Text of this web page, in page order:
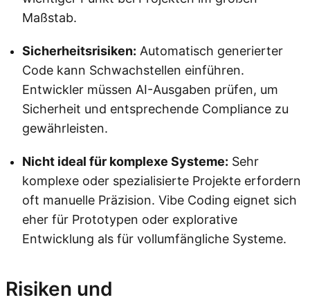
Maßstab.
Sicherheitsrisiken: Automatisch generierter
Code kann Schwachstellen einführen.
Entwickler müssen AI-Ausgaben prüfen, um
Sicherheit und entsprechende Compliance zu
gewährleisten.
Nicht ideal für komplexe Systeme: Sehr
komplexe oder spezialisierte Projekte erfordern
oft manuelle Präzision. Vibe Coding eignet sich
eher für Prototypen oder explorative
Entwicklung als für vollumfängliche Systeme.
Risiken und